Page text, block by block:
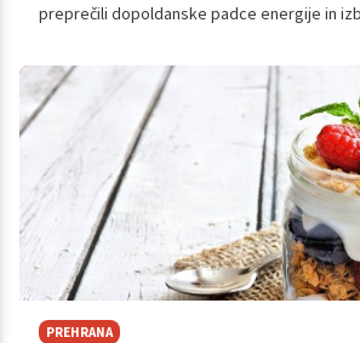
preprečili dopoldanske padce energije in
PREHRANA